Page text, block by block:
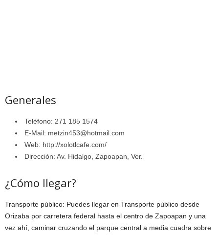
Generales
Teléfono: 271 185 1574
E-Mail: metzin453@hotmail.com
Web: http://xolotlcafe.com/
Dirección: Av. Hidalgo, Zapoapan, Ver.
¿Cómo llegar?
Transporte público: Puedes llegar en Transporte público desde
Orizaba por carretera federal hasta el centro de Zapoapan y una
vez ahí, caminar cruzando el parque central a media cuadra sobre